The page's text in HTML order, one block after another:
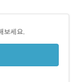
보세요.